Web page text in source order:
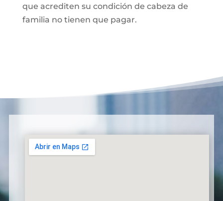
que acrediten su condición de cabeza de
familia no tienen que pagar.